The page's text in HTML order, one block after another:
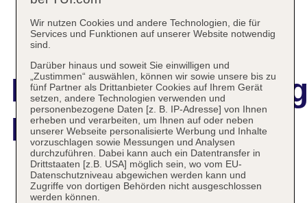
Lake Louise Inn
Das bietet Ihre Unterkunft
Wir nutzen Cookies und andere Technologien, die für
Services und Funktionen auf unserer Website notwendig
sind.
Darüber hinaus und soweit Sie einwilligen und
„Zustimmen“ auswählen, können wir sowie unsere bis zu
fünf Partner als Drittanbieter Cookies auf Ihrem Gerät
setzen, andere Technologien verwenden und
personenbezogene Daten [z. B. IP-Adresse] von Ihnen
erheben und verarbeiten, um Ihnen auf oder neben
unserer Webseite personalisierte Werbung und Inhalte
vorzuschlagen sowie Messungen und Analysen
durchzuführen. Dabei kann auch ein Datentransfer in
Drittstaaten [z.B. USA] möglich sein, wo vom EU-
Datenschutzniveau abgewichen werden kann und
Zugriffe von dortigen Behörden nicht ausgeschlossen
werden können.